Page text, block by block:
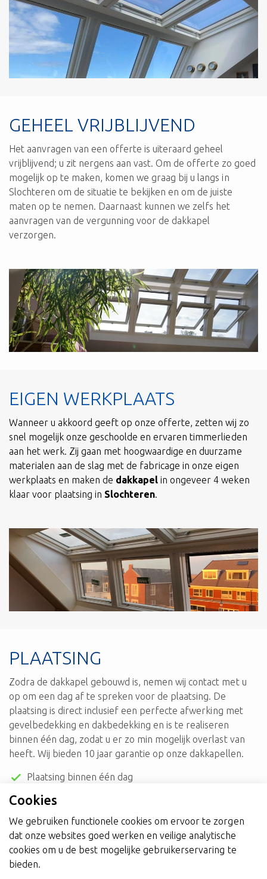
GEHEEL VRIJBLIJVEND
Het aanvragen van een offerte is uiteraard geheel
vrijblijvend; u zit nergens aan vast. Om de offerte zo goed
mogelijk op te maken, komen we graag bij u langs in
Slochteren om de situatie te bekijken en om de juiste
maten op te nemen. Daarnaast kunnen we zelfs het
aanvragen van de vergunning voor de dakkapel
verzorgen.
EIGEN WERKPLAATS
Wanneer u akkoord geeft op onze offerte, zetten wij zo
snel mogelijk onze geschoolde en ervaren timmerlieden
aan het werk. Zij gaan met hoogwaardige en duurzame
materialen aan de slag met de fabricage in onze eigen
werkplaats en maken de dakkapel in ongeveer 4 weken
klaar voor plaatsing in Slochteren
PLAATSING
Zodra de dakkapel gebouwd is, nemen wij contact met u
op om een dag af te spreken voor de plaatsing. De
plaatsing is direct inclusief een perfecte afwerking met
gevelbedekking en dakbedekking en is te realiseren
binnen één dag, zodat u er zo min mogelijk overlast van
heeft. Wij bieden 10 jaar garantie op onze dakkapellen.
Plaatsing binnen één dag
10 jaar garantie
Cookies
We gebruiken functionele cookies om ervoor te zorgen
dat onze websites goed werken en veilige analytische
cookies om u de best mogelijke gebruikerservaring te
bieden.